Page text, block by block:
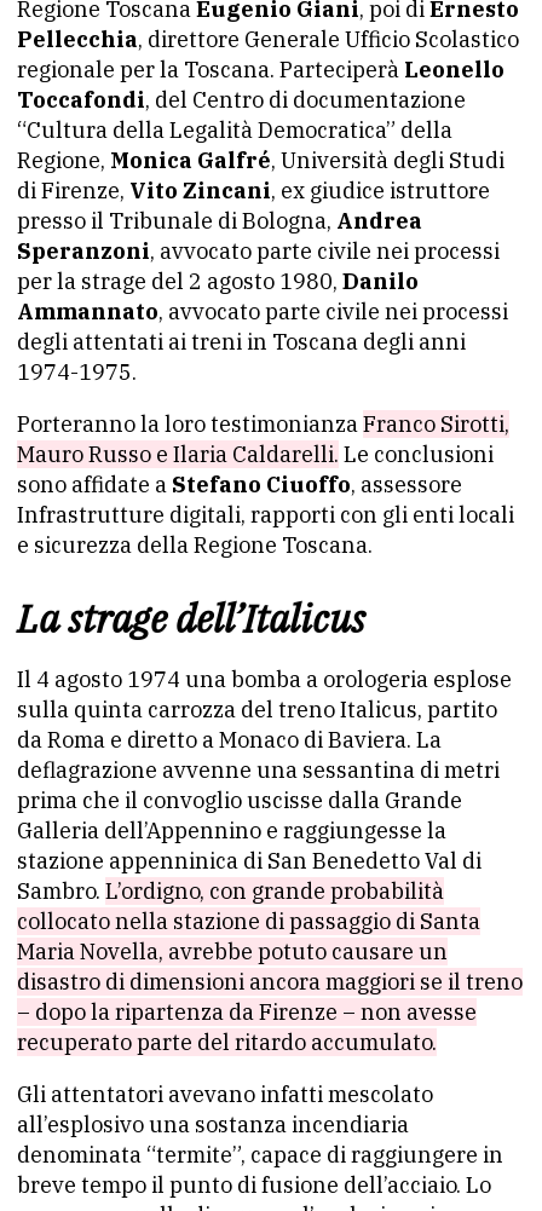
Regione ToscanaEugenio Giani, poi diErnesto
Pellecchia, direttore Generale Ufficio Scolastico
regionale per la Toscana. Parteciperà Leonello
Toccafondi, del Centro di documentazione
“Cultura della Legalità Democratica” della
Regione, Monica Galfré, Università degli Studi
di Firenze, Vito Zincani, ex giudice istruttore
presso il Tribunale di Bologna, Andrea
Speranzoni, avvocato parte civile nei processi
per la strage del 2 agosto 1980, Danilo
Ammannato, avvocato parte civile nei processi
degli attentati ai treni in Toscana degli anni
1974-1975.
Porteranno la loro testimonianzaFranco Sirotti,
Mauro Russo e Ilaria Caldarelli. Le conclusioni
sono affidate a Stefano Ciuoffo, assessore
Infrastrutture digitali, rapporti con gli enti locali
e sicurezza della Regione Toscana.
La strage dell’Italicus
Il 4 agosto 1974 una bomba a orologeria esplose
sulla quinta carrozza del treno Italicus, partito
da Roma e diretto a Monaco di Baviera. La
deflagrazione avvenne una sessantina di metri
prima che il convoglio uscisse dalla Grande
Galleria dell’Appennino e raggiungesse la
stazione appenninica di San Benedetto Val di
Sambro. L’ordigno, con grande probabilità
collocato nella stazione di passaggio di Santa
Maria Novella, avrebbe potuto causare un
disastro di dimensioni ancora maggiori se il treno
– dopo la ripartenza da Firenze – non avesse
recuperato parte del ritardo accumulato.
Gli attentatori avevano infatti mescolato
all’esplosivo una sostanza incendiaria
denominata “termite”, capace di raggiungere in
breve tempo il punto di fusione dell’acciaio. Lo